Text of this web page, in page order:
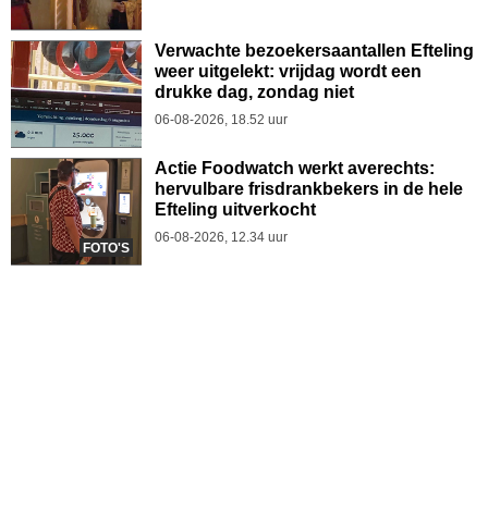
Verwachte bezoekersaantallen Efteling
weer uitgelekt: vrijdag wordt een
drukke dag, zondag niet
06-08-2026, 18.52 uur
FOTO'S
Actie Foodwatch werkt averechts:
hervulbare frisdrankbekers in de hele
Efteling uitverkocht
06-08-2026, 12.34 uur